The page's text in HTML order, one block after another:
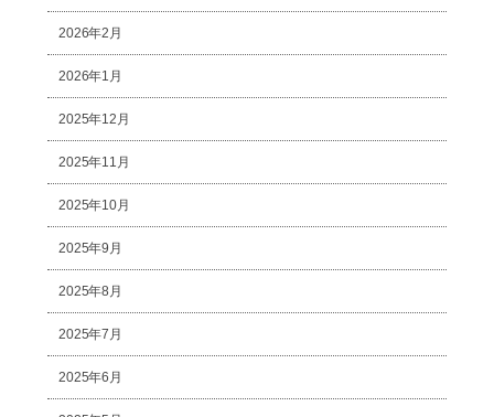
2026年2月
2026年1月
2025年12月
2025年11月
2025年10月
2025年9月
2025年8月
2025年7月
2025年6月